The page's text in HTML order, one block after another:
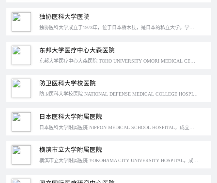
独协医科大学医院
独协医科大学成立于1973年，位于日本栃木县，是日本的私立大学。学校的前身是为了吸收德国文化，崛起日本文化而设立的独逸学协会，后来成为了财团法人「独协学园」，开设了独协初中和高中，为了纪念独协学园创立88周年，这两个学校的毕业生一起建立了这所大学。
东邦大学医疗中心大森医院
东邦大学医疗中心大森医院 TOHO UNIVERSITY OMORI MEDICAL CENTER KARADA NO TOSHOSHITSU，成立于1925年，位于东京大田区。东邦大学是日本旧立八大医科大学之一，而大森医院在成为学校的附属医院后也一跃成名，目前最擅长脑神经外科以及骨科方面的治疗。
防卫医科大学校医院
防卫医科大学校医院 NATIONAL DEFENSE MEDICAL COLLEGE HOSPITAL，成立于1977年，位于日本埼玉县。防卫医大医院在防卫医科大学校建立4年后成立，也是防卫省管辖下一直致力于培养自卫队医官的医院。
日本医科大学附属医院
横滨市立大学附属医院
横滨市立大学附属医院 YOKOHAMA CITY UNIVERSITY HOSPITAL，成立于1991年，位于日本神奈川县横滨市。横滨市立大学是神奈川县内唯一拥有医学部的公立大学，它的附属医院在治疗胃癌、前列腺癌等疾病方面经验丰富。